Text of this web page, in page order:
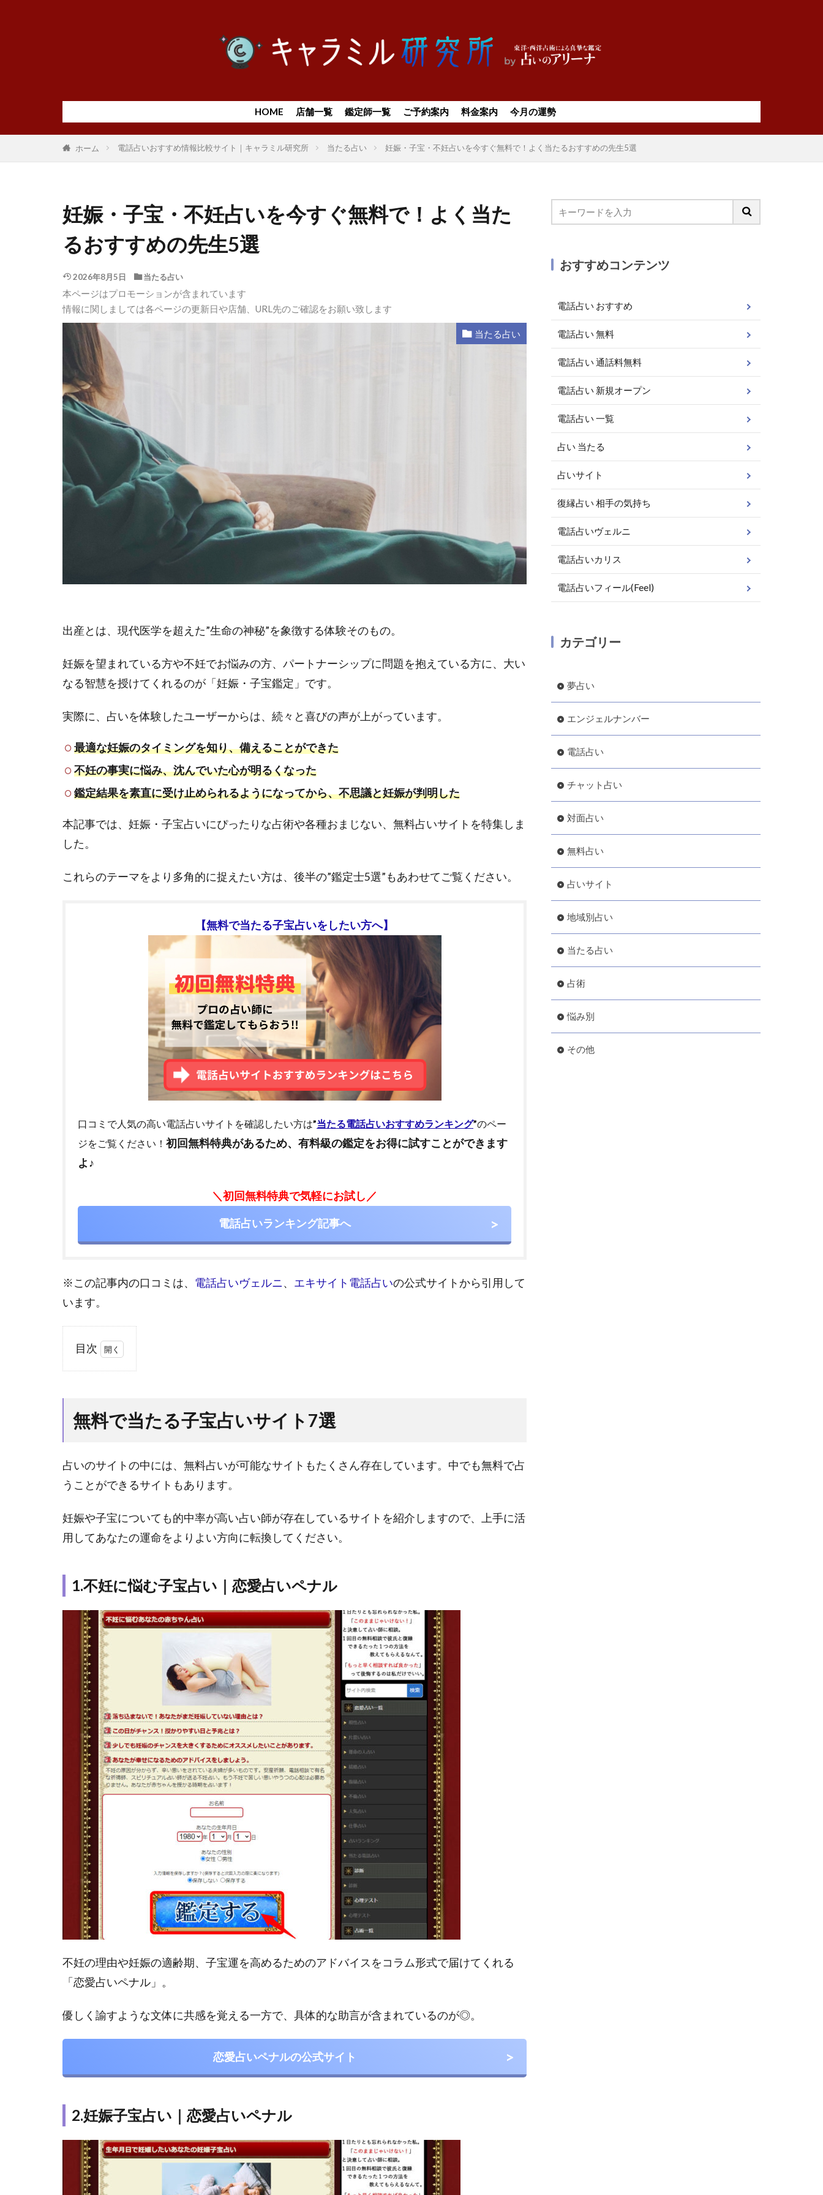
HOME 店舗一覧 鑑定師一覧 ご予約案内 料金案内 今月の運勢
ホーム 電話占いおすすめ情報比較サイト｜キャラミル研究所 当たる占い 妊娠・子宝・不妊占いを今すぐ無料で！よく当たるおすすめの先生5選
妊娠・子宝・不妊占いを今すぐ無料で！よく当た
るおすすめの先生5選
2026年8月5日 当たる占い
本ページはプロモーションが含まれています
情報に関しましては各ページの更新日や店舗、URL先のご確認をお願い致します
当たる占い
出産とは、現代医学を超えた”生命の神秘”を象徴する体験そのもの。
妊娠を望まれている方や不妊でお悩みの方、パートナーシップに問題を抱えている方に、大い
なる智慧を授けてくれるのが「妊娠・子宝鑑定」です。
実際に、占いを体験したユーザーからは、続々と喜びの声が上がっています。
最適な妊娠のタイミングを知り、備えることができた
不妊の事実に悩み、沈んでいた心が明るくなった
鑑定結果を素直に受け止められるようになってから、不思議と妊娠が判明した
本記事では、妊娠・子宝占いにぴったりな占術や各種おまじない、無料占いサイトを特集しま
した。
これらのテーマをより多角的に捉えたい方は、後半の”鑑定士5選”もあわせてご覧ください。
【無料で当たる子宝占いをしたい方へ】
口コミで人気の高い電話占いサイトを確認したい方は”当たる電話占いおすすめランキング”のペー
ジをご覧ください！ 初回無料特典があるため、有料級の鑑定をお得に試すことができます
よ♪
＼初回無料特典で気軽にお試し／
電話占いランキング記事へ
※この記事内の口コミは、 電話占いヴェルニ、 エキサイト電話占いの公式サイトから引用して
います。
目次
で
当
子
宝
サ
イ
1.1
妊に
悩む
子宝
占い
｜恋
愛占
いペ
ナル
1.2
2.妊
娠子
宝占
い｜
恋愛
占い
ペナ
ル
1.3
3.占
いア
イラ
4.妊
ルー
い
1.5
タロ
ット
占い
1.6
6.占
いマ
無料で当たる子宝占いサイト7選
占いのサイトの中には、無料占いが可能なサイトもたくさん存在しています。中でも無料で占
うことができるサイトもあります。
妊娠や子宝についても的中率が高い占い師が存在しているサイトを紹介しますので、上手に活
用してあなたの運命をよりよい方向に転換してください。
1.不妊に悩む子宝占い｜恋愛占いペナル
不妊の理由や妊娠の適齢期、子宝運を高めるためのアドバイスをコラム形式で届けてくれる
「恋愛占いペナル」。
優しく諭すような文体に共感を覚える一方で、具体的な助言が含まれているのが◎。
恋愛占いペナルの公式サイト
2.妊娠子宝占い｜恋愛占いペナル
おすすめコンテンツ
電話占い おすすめ
電話占い 無料
電話占い 通話料無料
電話占い 新規オープン
電話占い 一覧
占い 当たる
占いサイト
復縁占い 相手の気持ち
電話占いヴェルニ
電話占いカリス
電話占いフィール(Feel)
カテゴリー
夢占い
エンジェルナンバー
電話占い
チャット占い
対面占い
無料占い
占いサイト
地域別占い
当たる占い
占術
悩み別
その他